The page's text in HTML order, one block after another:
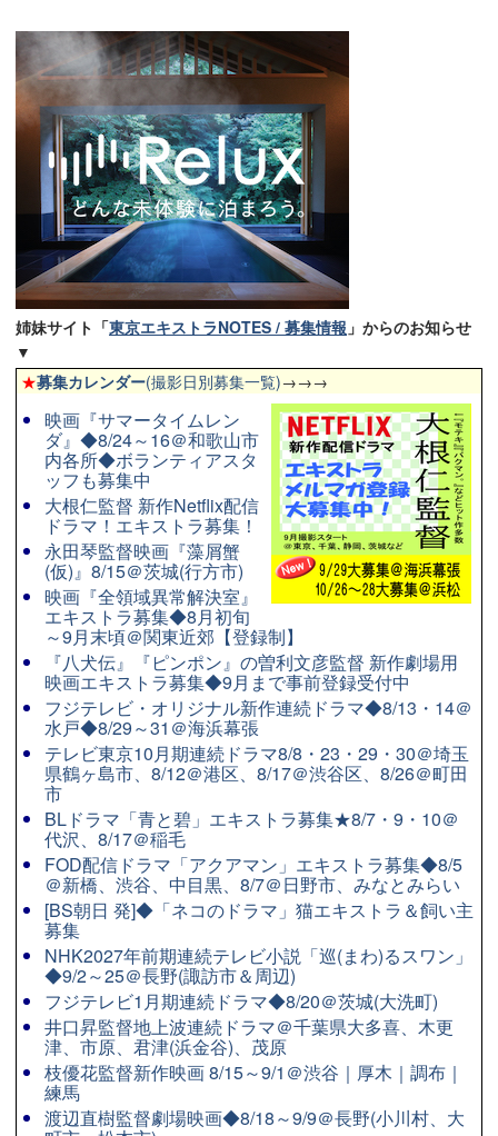
姉妹サイト「東京エキストラNOTES / 募集情報 」からのお知らせ
▼
★募集カレンダー(撮影日別募集一覧)→→→
映画『サマータイムレン
ダ』◆8/24～16＠和歌山市
内各所◆ボランティアスタ
ッフも募集中
大根仁監督 新作Netflix配信
ドラマ！エキストラ募集！
永田琴監督映画『藻屑蟹
(仮)』8/15＠茨城(行方市)
映画『全領域異常解決室』
エキストラ募集◆8月初旬
～9月末頃＠関東近郊【登録制】
『八犬伝』『ピンポン』の曽利文彦監督 新作劇場用
映画エキストラ募集◆9月まで事前登録受付中
フジテレビ・オリジナル新作連続ドラマ◆8/13・14＠
水戸◆8/29～31＠海浜幕張
テレビ東京10月期連続ドラマ8/8・23・29・30＠埼玉
県鶴ヶ島市、8/12＠港区、8/17＠渋谷区、8/26＠町田
市
BLドラマ「青と碧」エキストラ募集★8/7・9・10＠
代沢、8/17＠稲毛
FOD配信ドラマ「アクアマン」エキストラ募集◆8/5
＠新橋、渋谷、中目黒、8/7＠日野市、みなとみらい
[BS朝日 発]◆「ネコのドラマ」猫エキストラ＆飼い主
募集
NHK2027年前期連続テレビ小説「巡(まわ)るスワン」
◆9/2～25＠長野(諏訪市＆周辺)
フジテレビ1月期連続ドラマ◆8/20＠茨城(大洗町)
井口昇監督地上波連続ドラマ＠千葉県大多喜、木更
津、市原、君津(浜金谷)、茂原
枝優花監督新作映画 8/15～9/1＠渋谷｜厚木｜調布｜
練馬
渡辺直樹監督劇場映画◆8/18～9/9＠長野(小川村、大